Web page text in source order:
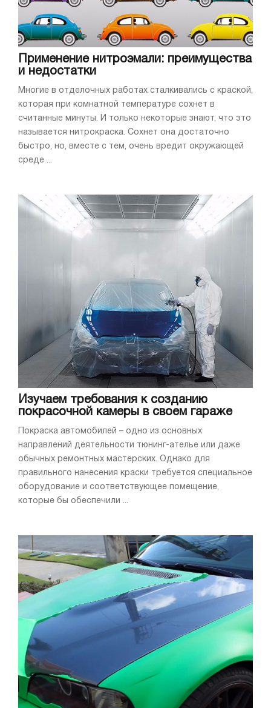
Применение нитроэмали: преимущества
и недостатки
Многие в отделочных работах сталкивались с краской,
которая при комнатной температуре сохнет в
считанные минуты. И только некоторые знают, что это
называется нитрокраска. Сохнет она достаточно
быстро, но, вместе с тем, очень вредит окружающей
среде ...
Изучаем требования к созданию
покрасочной камеры в своем гараже
Покраска автомобилей – одно из основных
направлений деятельности тюнинг-ателье или даже
обычных ремонтных мастерских. Однако для
правильного нанесения краски требуется специальное
оборудование и соответствующее помещение,
которые бы обеспечили ...